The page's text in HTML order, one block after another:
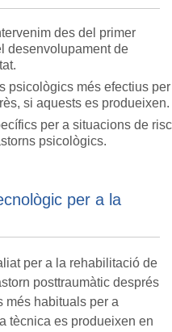
des del primer
desenvolupament de
psicològics més efectius per
si aquests es produeixen.
per a situacions de risc
psicològics.
per a la
per a la rehabilitació de
posttraumàtic després
més habituals per a
tècnica es produeixen en